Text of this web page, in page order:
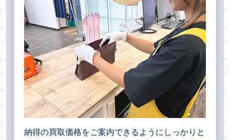
納得の買取価格をご案内できるようにしっかりと